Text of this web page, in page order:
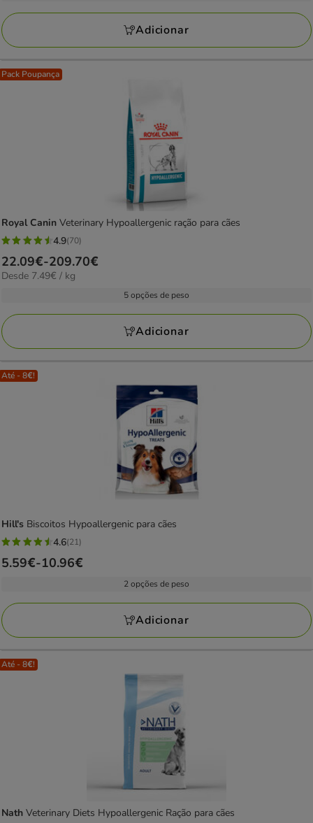
avaliações
156.78€
Adicionar
Pack Poupança
Royal Canin Veterinary Hypoallergenic ração para cães
4.9
estrelas
com
avaliações
4.9(70)
Preço
de
209.70€
22.09€-209.70€
7.49€
Desde 7.49€ / kg
5 opções de peso
Adicionar
Até - 8€!
Hill's Biscoitos Hypoallergenic para cães
4.6
estrelas
21
avaliações
4.6(21)
Preço
a
10.96€
5.59€-10.96€
2 opções de peso
Adicionar
Até - 8€!
Nath Veterinary Diets Hypoallergenic Ração para cães